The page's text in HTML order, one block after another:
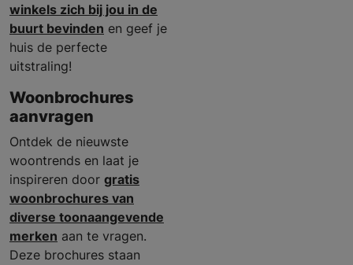
winkels zich bij jou in de
buurt bevinden en geef je
huis de perfecte
uitstraling!
Woonbrochures
aanvragen
Ontdek de nieuwste
woontrends en laat je
inspireren door gratis
woonbrochures van
diverse toonaangevende
merken aan te vragen.
Deze brochures staan